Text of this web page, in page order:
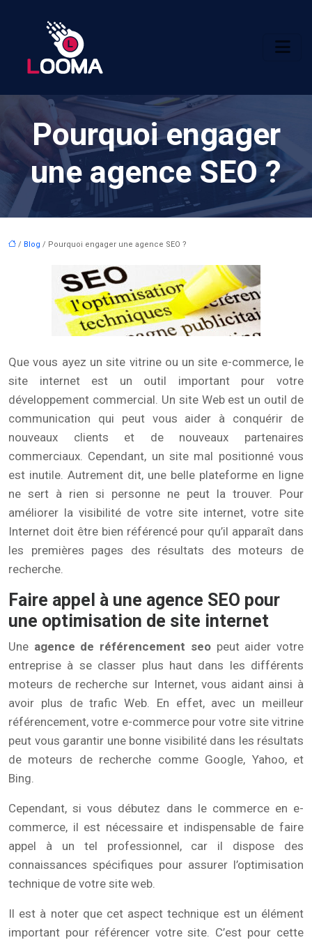
Pourquoi engager
une agence SEO ?
/ Blog / Pourquoi engager une agence SEO ?
Que vous ayez un site vitrine ou un site e-commerce, le
site internet est un outil important pour votre
développement commercial. Un site Web est un outil de
communication qui peut vous aider à conquérir de
nouveaux clients et de nouveaux partenaires
commerciaux. Cependant, un site mal positionné vous
est inutile. Autrement dit, une belle plateforme en ligne
ne sert à rien si personne ne peut la trouver. Pour
améliorer la visibilité de votre site internet, votre site
Internet doit être bien référencé pour qu’il apparaît dans
les premières pages des résultats des moteurs de
recherche.
Faire appel à une agence SEO pour
une optimisation de site internet
Une agence de référencement seopeut aider votre
entreprise à se classer plus haut dans les différents
moteurs de recherche sur Internet, vous aidant ainsi à
avoir plus de trafic Web. En effet, avec un meilleur
référencement, votre e-commerce pour votre site vitrine
peut vous garantir une bonne visibilité dans les résultats
de moteurs de recherche comme Google, Yahoo, et
Bing.
Cependant, si vous débutez dans le commerce en e-
commerce, il est nécessaire et indispensable de faire
appel à un tel professionnel, car il dispose des
connaissances spécifiques pour assurer l’optimisation
technique de votre site web.
Il est à noter que cet aspect technique est un élément
important pour référencer votre site. C’est pour cette